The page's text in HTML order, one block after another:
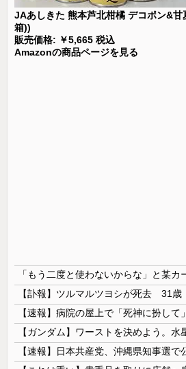
JAあしきた 熊本芦北柑橘 デコポン&
箱))
販売価格: ￥5,665 税込
Amazonの商品ページを見る
【訃報】ツルマルツヨシが死去 31歳